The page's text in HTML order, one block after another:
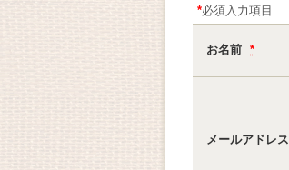
*必須入力項目
お名前 *
メールアドレス